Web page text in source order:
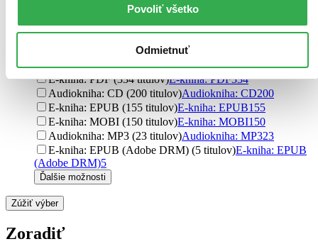
Povoliť všetko
Odmietnuť
Muni Press (37 titulov)Muni Press
Ikar (36 titulov)Ikar36
Formát
E-kniha: PDF (334 titulov)E-kniha: PDF334
Audiokniha: CD (200 titulov)Audiokniha: CD200
E-kniha: EPUB (155 titulov)E-kniha: EPUB155
E-kniha: MOBI (150 titulov)E-kniha: MOBI150
Audiokniha: MP3 (23 titulov)Audiokniha: MP323
E-kniha: EPUB (Adobe DRM) (5 titulov)E-kniha: EPUB
(Adobe DRM)5
Ďalšie možnosti
Zúžiť výber
Zoradiť